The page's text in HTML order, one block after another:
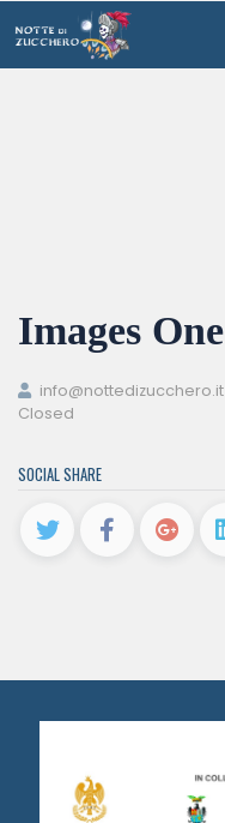
Images One
info@nottedizucchero.it
Closed
SOCIAL SHARE